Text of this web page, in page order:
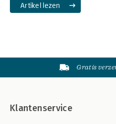
Artikel lezen
Gratis
Klantenservice